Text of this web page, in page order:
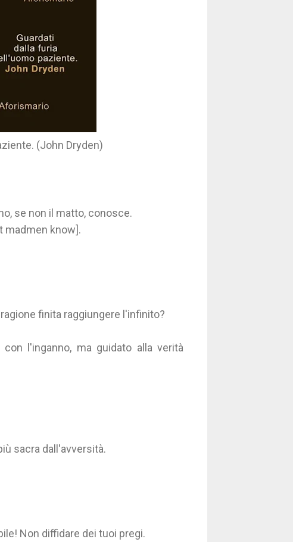
(John Dryden)
se non il matto, conosce.
madmen know].
finita raggiungere l'infinito?
l'inganno, ma guidato alla verità
sacra dall'avversità.
Non diffidare dei tuoi pregi.